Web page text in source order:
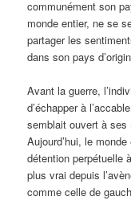
communément son
monde entier, ne se
partager les
dans son pays
Avant la guerre,
d’échapper à
semblait ouvert à
Aujourd’hui, le
détention perpétuelle
plus vrai depuis
comme celle de